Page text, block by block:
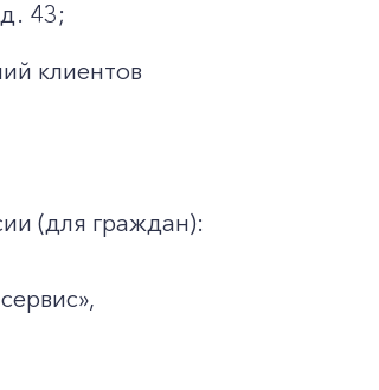
43;
клиентов
(для граждан):